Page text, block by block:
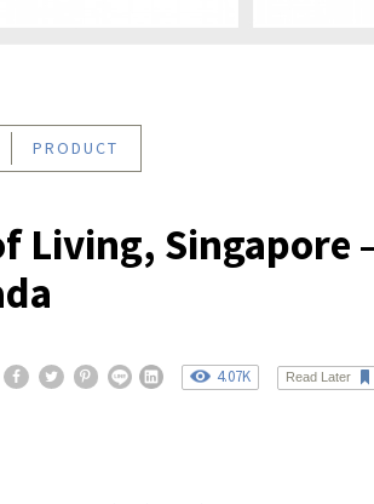
PRODUCT
Living, Singapore
4.07K Read Later